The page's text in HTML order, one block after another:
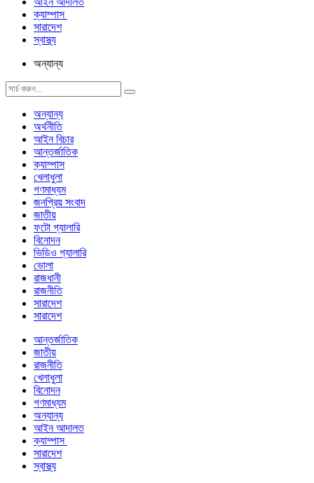
ক্যাম্পাস
সারাদেশ
স্বাস্থ্য
অন্যান্য
অন্যান্য
অর্থনীতি
আইন বিচার
আন্তর্জাতিক
ক্যাম্পাস
খেলাধুলা
গণমাধ্যম
জনপ্রিয় সংবাদ
জাতীয়
ফটো গ্যালারি
বিনোদন
ভিডিও গ্যালারি
ভোলা
রাজধানী
রাজনীতি
সারাদেশ
সারাদেশ
আন্তর্জাতিক
জাতীয়
রাজনীতি
খেলাধুলা
বিনোদন
গণমাধ্যম
অন্যান্য
আইন আদালত
ক্যাম্পাস
সারাদেশ
স্বাস্থ্য